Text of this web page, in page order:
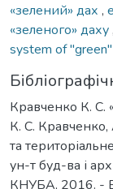
«зелений» дах ,
«зеленого» даху,
system of
Кравченко К. С.
К. С.
та
ун-т буд-ва і
КНУБА, 2016. -